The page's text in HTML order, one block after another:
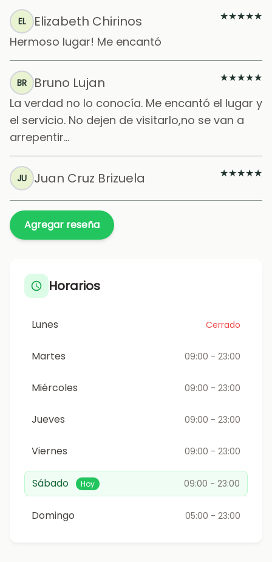
EL Elizabeth Chirinos ★★★★★
Hermoso lugar! Me encantó
BR Bruno Lujan ★★★★★
La verdad no lo conocía. Me encantó el lugar y
el servicio. No dejen de visitarlo,no se van a
arrepentir...
JU Juan Cruz Brizuela ★★★★★
Agregar reseña
Horarios
Lunes Cerrado
Martes 09:00 - 23:00
Miércoles 09:00 - 23:00
Jueves 09:00 - 23:00
Viernes 09:00 - 23:00
Sábado Hoy 09:00 - 23:00
Domingo 05:00 - 23:00